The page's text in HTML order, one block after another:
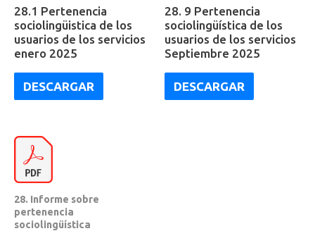
28.1 Pertenencia
sociolingüistica de los
usuarios de los servicios
enero 2025
DESCARGAR
28. 9 Pertenencia
sociolingüística de los
usuarios de los servicios
Septiembre 2025
DESCARGAR
28. Informe sobre
pertenencia
sociolingüística